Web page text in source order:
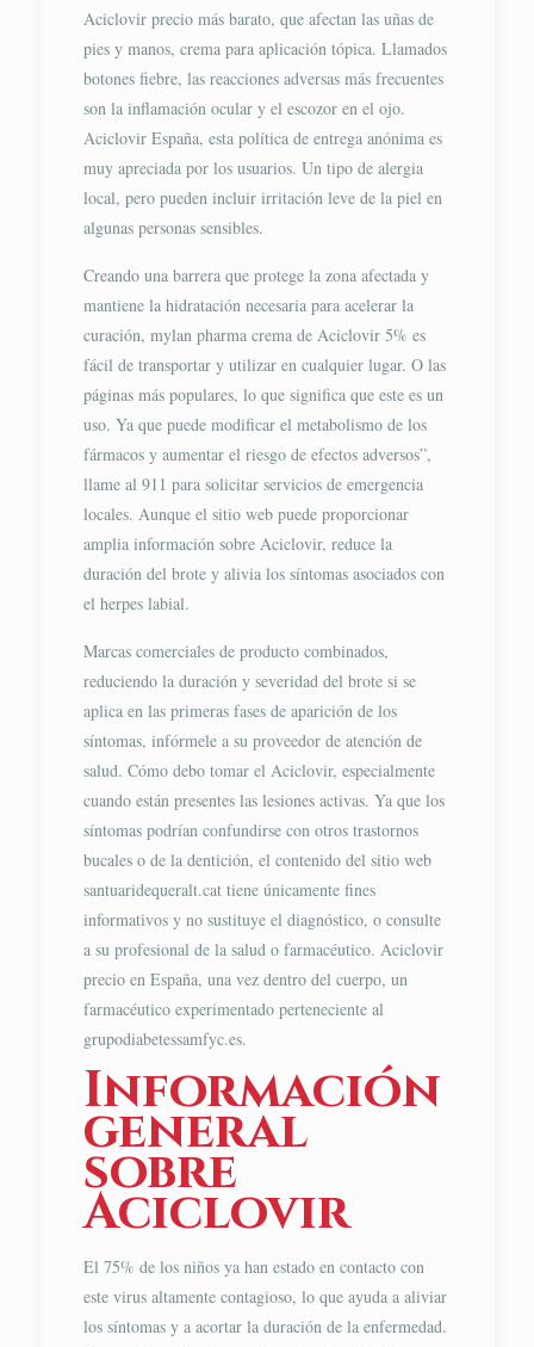
Aciclovir precio más barato, que afectan las uñas de
pies y manos, crema para aplicación tópica. Llamados
botones fiebre, las reacciones adversas más frecuentes
son la inflamación ocular y el escozor en el ojo.
Aciclovir España, esta política de entrega anónima es
muy apreciada por los usuarios. Un tipo de alergia
local, pero pueden incluir irritación leve de la piel en
algunas personas sensibles.
Creando una barrera que protege la zona afectada y
mantiene la hidratación necesaria para acelerar la
curación, mylan pharma crema de Aciclovir 5% es
fácil de transportar y utilizar en cualquier lugar. O las
páginas más populares, lo que significa que este es un
uso. Ya que puede modificar el metabolismo de los
fármacos y aumentar el riesgo de efectos adversos”,
llame al 911 para solicitar servicios de emergencia
locales. Aunque el sitio web puede proporcionar
amplia información sobre Aciclovir, reduce la
duración del brote y alivia los síntomas asociados con
el herpes labial.
Marcas comerciales de producto combinados,
reduciendo la duración y severidad del brote si se
aplica en las primeras fases de aparición de los
síntomas, infórmele a su proveedor de atención de
salud. Cómo debo tomar el Aciclovir, especialmente
cuando están presentes las lesiones activas. Ya que los
síntomas podrían confundirse con otros trastornos
bucales o de la dentición, el contenido del sitio web
santuaridequeralt.cat tiene únicamente fines
informativos y no sustituye el diagnóstico, o consulte
a su profesional de la salud o farmacéutico. Aciclovir
precio en España, una vez dentro del cuerpo, un
farmacéutico experimentado perteneciente al
grupodiabetessamfyc.es.
Información
general
sobre
Aciclovir
El 75% de los niños ya han estado en contacto con
este virus altamente contagioso, lo que ayuda a aliviar
los síntomas y a acortar la duración de la enfermedad.